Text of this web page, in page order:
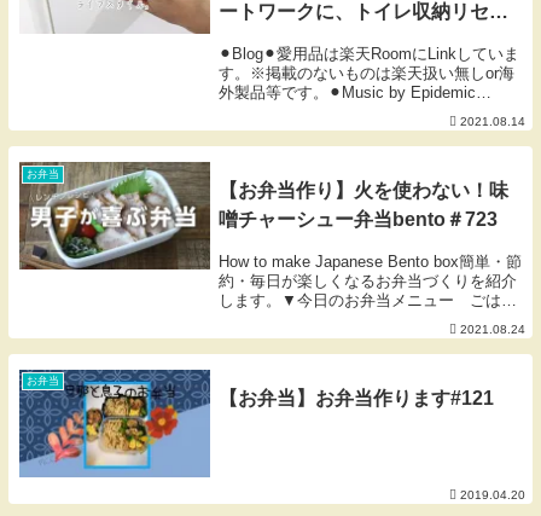
ートワークに、トイレ収納リセッ
⚫︎Blog⚫︎愛用品は楽天RoomにLinkしていま
す。※掲載のないものは楽天扱い無しor海
外製品等です。⚫︎Music by Epidemic
Sound.#LivingAloneDiaries #ひとり暮らし
#ライフスタイル＃おしゃ...
2021.08.14
お弁当
【お弁当作り】火を使わない！味
噌チャーシュー弁当bento＃723
How to make Japanese Bento box簡単・節
約・毎日が楽しくなるお弁当づくりを紹介
します。▼今日のお弁当メニュー ごは
ん レンチン豚チャーシュー 卵焼き 小
松菜とじゃこのおひたし ミニトマト
【レンチン！豚チャーシュ...
2021.08.24
お弁当
【お弁当】お弁当作ります#121
2019.04.20